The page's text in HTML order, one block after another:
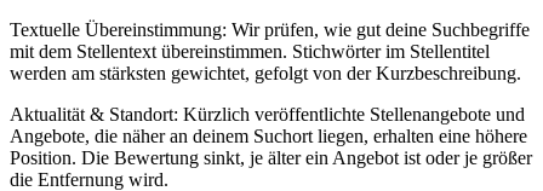
Textuelle Übereinstimmung: Wir prüfen, wie gut deine Suchbegriffe
mit dem Stellentext übereinstimmen. Stichwörter im Stellentitel
werden am stärksten gewichtet, gefolgt von der Kurzbeschreibung.
Aktualität & Standort: Kürzlich veröffentlichte Stellenangebote und
Angebote, die näher an deinem Suchort liegen, erhalten eine höhere
Position. Die Bewertung sinkt, je älter ein Angebot ist oder je größer
die Entfernung wird.